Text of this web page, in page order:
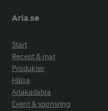
Arla.se
Start
Recept & mat
Produkter
Hälsa
Arlakadabra
Event & sponsring